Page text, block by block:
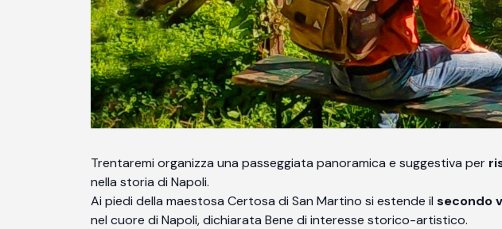
Trentaremi organizza una passeggiata panoramica e suggestiva per
nella storia di Napoli.
Ai piedi della maestosa Certosa di San Martino si estende il secondo
nel cuore di Napoli, dichiarata Bene di interesse storico-artistico.